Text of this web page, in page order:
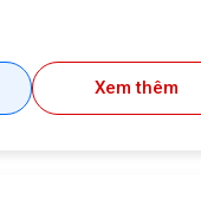
Xem thêm